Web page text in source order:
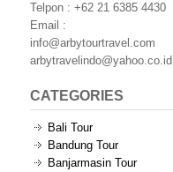
Telpon : +62 21 6385 4430
Email :
info@arbytourtravel.com
arbytravelindo@yahoo.co.id
CATEGORIES
Bali Tour
Bandung Tour
Banjarmasin Tour